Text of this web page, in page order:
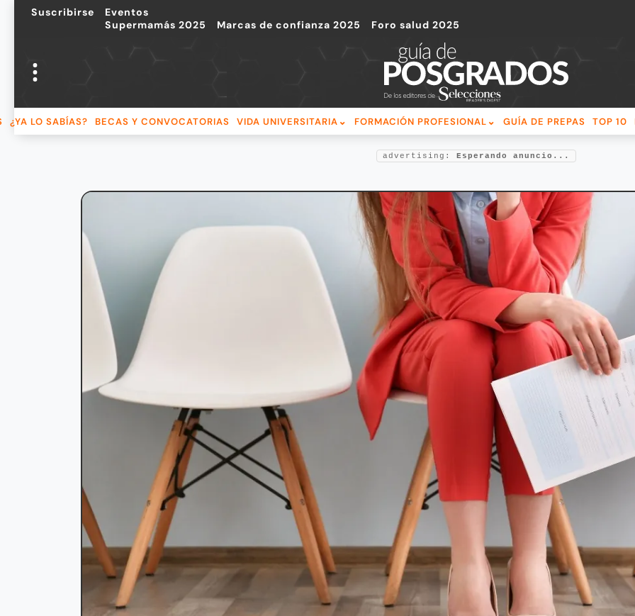
Suscribirse
Eventos
Supermamás 2025
Marcas de confianza 2025 Foro salud 2025
¿YA LO SABÍAS? BECAS Y CONVOCATORIAS VIDA UNIVERSITARIA FORMACIÓN PROFESIONAL GUÍA DE PREPAS TOP 10
advertising: Esperando anuncio...